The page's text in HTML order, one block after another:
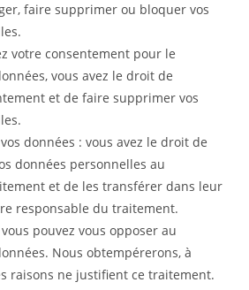
faire supprimer ou bloquer vos
votre consentement pour le
vous avez le droit de
et de faire supprimer vos
données : vous avez le droit de
données personnelles au
et de les transférer dans leur
responsable du traitement.
pouvez vous opposer au
Nous obtempérerons, à
raisons ne justifient ce traitement.